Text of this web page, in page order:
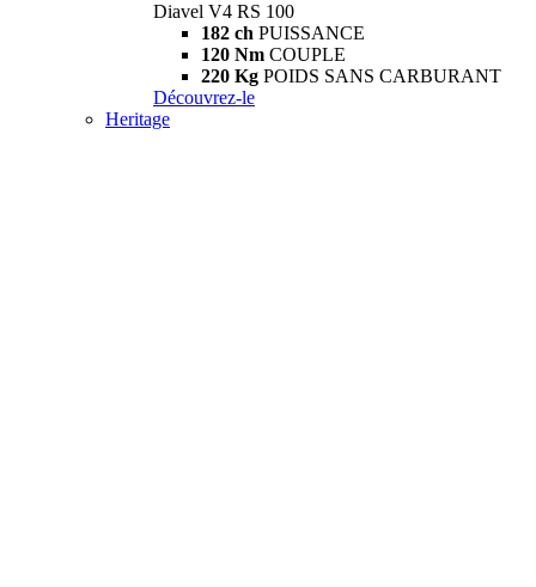
Diavel V4 RS 100
182 ch PUISSANCE
120 Nm COUPLE
220 Kg POIDS SANS CARBURANT
Découvrez-le
Heritage